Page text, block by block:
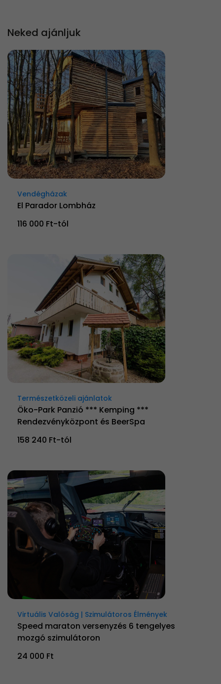
Neked ajánljuk
Vendégházak
El Parador Lombház
116 000 Ft-tól
Természetközeli ajánlatok
Öko-Park Panzió *** Kemping ***
Rendezvényközpont és BeerSpa
158 240 Ft-tól
Virtuális Valóság | Szimulátoros Élmények
Speed maraton versenyzés 6 tengelyes
mozgó szimulátoron
24 000 Ft